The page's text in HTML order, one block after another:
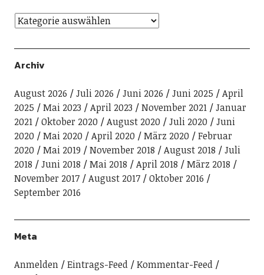
Archiv
August 2026 Juli 2026 Juni 2026 Juni 2025
April
2025
Mai 2023 April 2023 November 2021
Januar
2021
Oktober 2020 August 2020 Juli 2020
Juni
2020
Mai 2020 April 2020 März 2020
Februar
2020
Mai 2019 November 2018 August 2018
Juli
2018
Juni 2018 Mai 2018 April 2018
März 2018
November 2017
August 2017
Oktober 2016
September 2016
Meta
Anmelden Eintrags-Feed
Kommentar-Feed